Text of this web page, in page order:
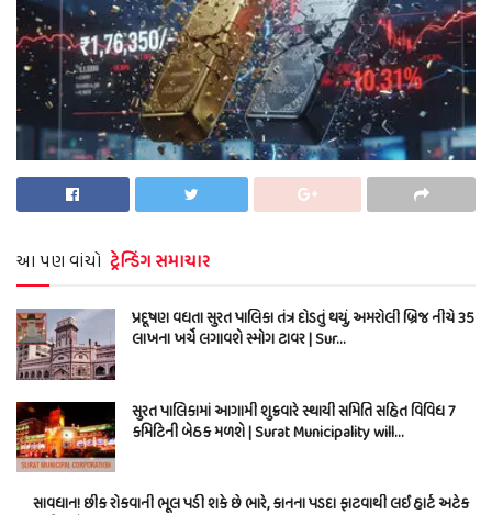
આ પણ વાંચો ટ્રેન્ડિંગ સમાચાર
પ્રદૂષણ વધતા સુરત પાલિકા તંત્ર દોડતું થયું, અમરોલી બ્રિજ નીચે 35
લાખના ખર્ચે લગાવશે સ્મોગ ટાવર | Sur…
સુરત પાલિકામાં આગામી શુક્રવારે સ્થાયી સમિતિ સહિત વિવિધ 7
કમિટિની બેઠક મળશે | Surat Municipality will…
સાવધાન! છીંક રોકવાની ભૂલ પડી શકે છે ભારે, કાનના પડદા ફાટવાથી લઈ હાર્ટ અટેક